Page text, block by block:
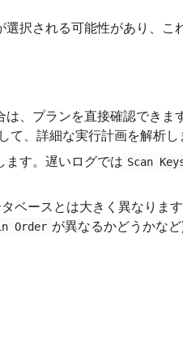
択される可能性があり、こ
、プランを直接確認できま
て、詳細な実行計画を解析し
ます。遅いログでは Scan
ベースとは大きく異なりま
Order が異なるかどうかなど)